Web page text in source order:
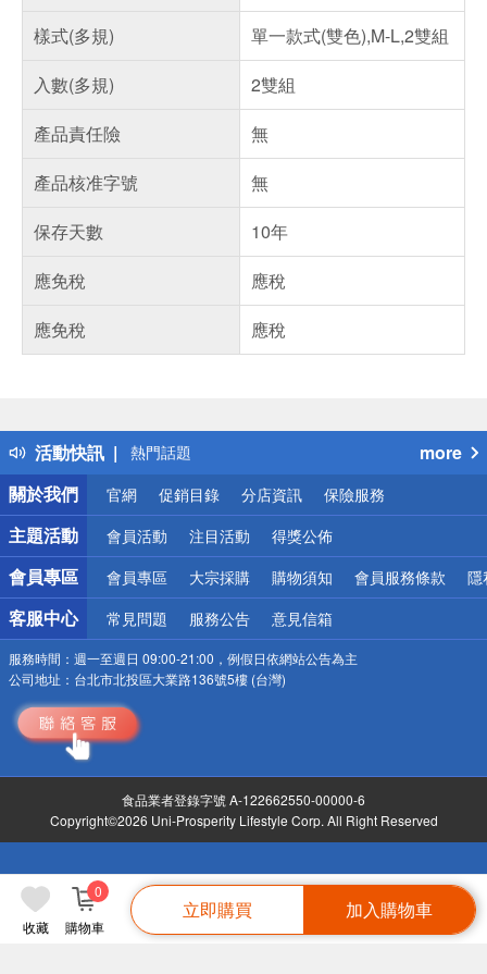
收藏 購物車
0
立即購買 加入購物車
樣式(多規)
單一款式(雙色),M-L,2雙組
入數(多規)
2雙組
產品責任險
無
產品核准字號
無
保存天數
10年
應免稅
應稅
應免稅
應稅
活動快訊
得獎公告
熱門話題
銀行優惠
偏遠地區配送
詐騙網頁！請小心！
more
關於我們
官網 促銷目錄 分店資訊 保險服務
主題活動 會員活動 注目活動 得獎公佈
會員專區 會員專區 大宗採購 購物須知 會員服務條款 隱
客服中心 常見問題 服務公告 意見信箱
服務時間： 週一至週日 09:00-21:00，例假日依網站公告為主
公司地址： 台北市北投區大業路136號5樓 (台灣)
食品業者登錄字號 A-122662550-00000-6
Copyright©2026 Uni-Prosperity Lifestyle Corp. All Right Reserved